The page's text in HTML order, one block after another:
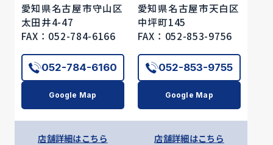
愛知県名古屋市守山区
太田井4-47
FAX：052-784-6166
052-784-6160
Google Map
店舗詳細はこちら
愛知県名古屋市天白区
中坪町145
FAX：052-853-9756
052-853-9755
Google Map
店舗詳細はこちら